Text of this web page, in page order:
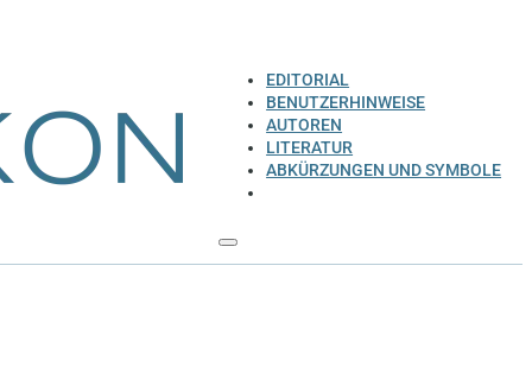
EDITORIAL
BENUTZERHINWEISE
AUTOREN
LITERATUR
ABKÜRZUNGEN UND SYMBOLE